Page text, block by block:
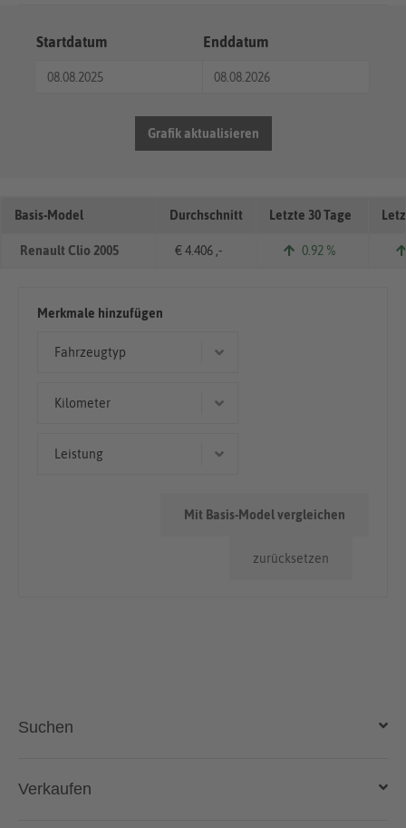
Startdatum Enddatum
Grafik aktualisieren
Basis-Model Durchschnitt Letzte 30 Tage
Renault Clio 2005 € 4.406 ,- 0.92 %
Merkmale hinzufügen
Fahrzeugtyp
Kilometer
Leistung
zurücksetzen
Mit Basis-Model vergleichen
Suchen
Auto kaufen
Verkaufen